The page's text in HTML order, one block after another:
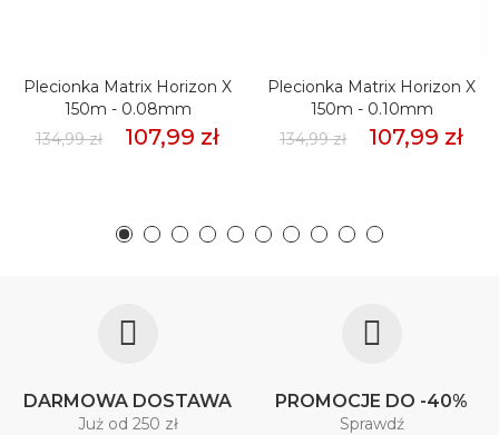
Plecionka Matrix Horizon X
150m - 0.08mm
134,99 zł
107,99 zł
Plecionka Matrix Horizon X
150m - 0.10mm
134,99 zł
107,99 zł
DARMOWA DOSTAWA
Już od 250 zł
PROMOCJE DO -40%
Sprawdź